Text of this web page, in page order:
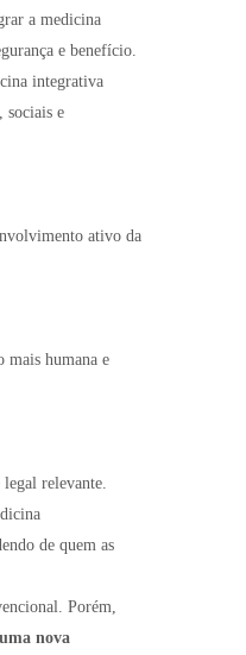
a medicina
e benefício.
integrativa
sociais e
ativo da
mais humana e
relevante.
de quem as
Porém,
nova